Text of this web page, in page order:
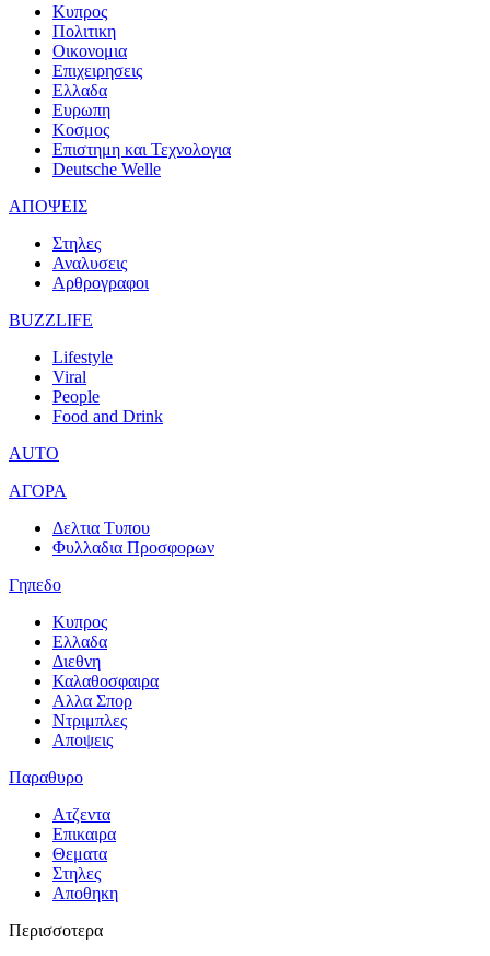
Κυπρος
Πολιτικη
Οικονομια
Επιχειρησεις
Ελλαδα
Ευρωπη
Κοσμος
Επιστημη και Τεχνολογια
Deutsche Welle
ΑΠΟΨΕΙΣ
Στηλες
Αναλυσεις
Αρθρογραφοι
BUZZLIFE
Lifestyle
Viral
People
Food and Drink
AUTO
ΑΓΟΡΑ
Δελτια Τυπου
Φυλλαδια Προσφορων
Γηπεδο
Κυπρος
Ελλαδα
Διεθνη
Καλαθοσφαιρα
Αλλα Σπορ
Ντριμπλες
Αποψεις
Παραθυρο
Ατζεντα
Επικαιρα
Θεματα
Στηλες
Αποθηκη
Περισσοτερα